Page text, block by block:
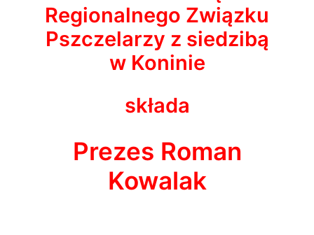
Regionalnego Związku
Pszczelarzy z siedzibą
w Koninie
składa
Prezes Roman
Kowalak